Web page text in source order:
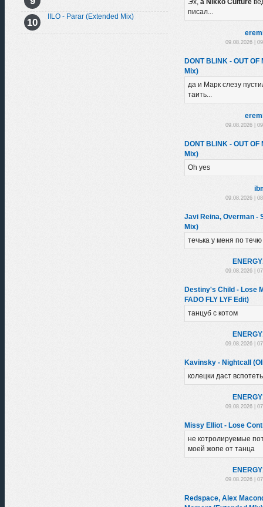
IILO - Parar (Extended Mix)
Эх, а Nikko Culture
писал...
09.08.2026 |
DONT BLINK - OUT
Mix)
да и Марк слезу
таить...
09.08.2026 |
DONT BLINK - OUT
Mix)
Oh yes
09.08.2026 |
Javi Reina, Overman -
Mix)
течька у меня по течю
09.08.2026 |
Destiny's Child - Lose
FADO FLY LYF Edit)
танцуб с котом
09.08.2026 |
Kavinsky - Nightcall
колецки даст вспотеть
09.08.2026 |
Missy Elliot - Lose
не котролируемые
моей жопе от танца
09.08.2026 |
Redspace, Alex